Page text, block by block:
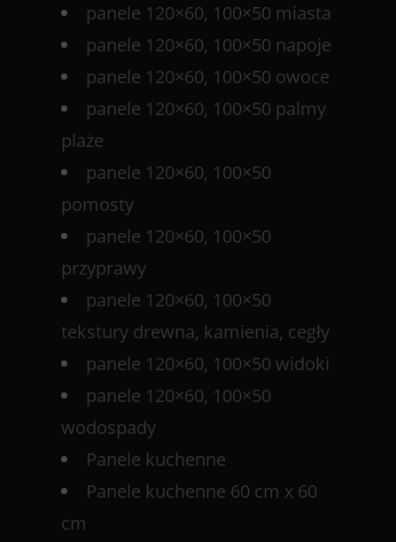
panele 120×60, 100×50 miasta
panele 120×60, 100×50 napoje
panele 120×60, 100×50 owoce
panele 120×60, 100×50 palmy
plaże
panele 120×60, 100×50
pomosty
panele 120×60, 100×50
przyprawy
panele 120×60, 100×50
tekstury drewna, kamienia, cegły
panele 120×60, 100×50 widoki
panele 120×60, 100×50
wodospady
Panele kuchenne
Panele kuchenne 60 cm x 60
cm